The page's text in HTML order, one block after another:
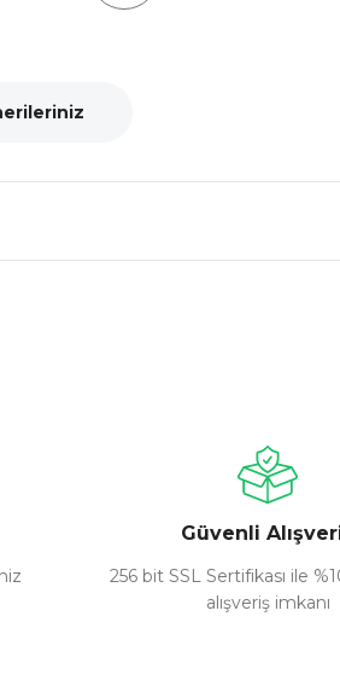
Güvenli
256 bit SSL Sertifikası ile
alışveriş imkanı